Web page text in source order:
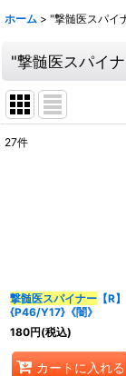
ホーム > "撃髄医スパイ
"撃髄医スパイ
検索キーワードを
カテゴリ
特集:
27件
撃髄医スパイナー 【R】
{P46/Y17}《闇》
180円(税込)
カートに入れる